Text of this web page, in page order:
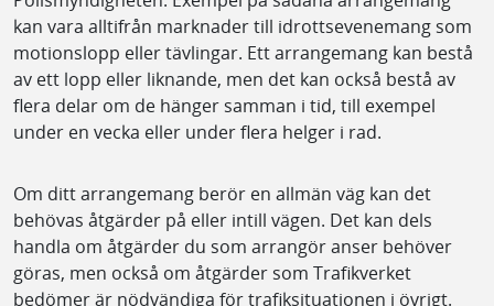
kan vara alltifrån marknader till idrottsevenemang som
motionslopp eller tävlingar. Ett arrangemang kan bestå
av ett lopp eller liknande, men det kan också bestå av
flera delar om de hänger samman i tid, till exempel
under en vecka eller under flera helger i rad.
Om ditt arrangemang berör en allmän väg kan det
behövas åtgärder på eller intill vägen. Det kan dels
handla om åtgärder du som arrangör anser behöver
göras, men också om åtgärder som Trafikverket
bedömer är nödvändiga för trafiksituationen i övrigt.